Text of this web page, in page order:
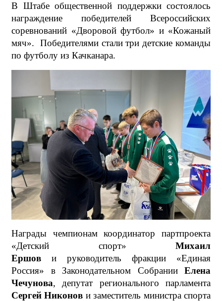
В Штабе общественной поддержки состоялось
награждение победителей Всероссийских
соревнований «Дворовой футбол» и «Кожаный
мяч».
Победителями стали три детские команды
по футболу из Качканара.
Награды чемпионам координатор партпроекта
«Детский спорт» Михаил
Ершов и руководитель фракции «Единая
Россия» в Законодательном Собрании Елена
Чечунова, депутат регионального парламента
Сергей Никонов и заместитель министра спорта